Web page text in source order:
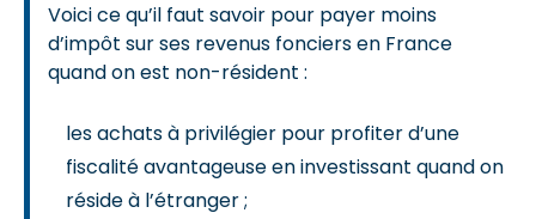
Voici ce qu’il faut savoir pour payer moins
d’impôt sur ses revenus fonciers en France
quand on est non-résident :
les achats à privilégier pour profiter d’une
fiscalité avantageuse en investissant quand on
réside à l’étranger ;